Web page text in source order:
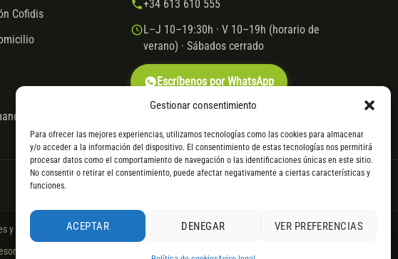
Gestionar consentimiento
Para ofrecer las mejores experiencias, utilizamos tecnologías como las cookies para almacenar
y/o acceder a la información del dispositivo. El consentimiento de estas tecnologías nos permitirá
procesar datos como el comportamiento de navegación o las identificaciones únicas en este sitio.
No consentir o retirar el consentimiento, puede afectar negativamente a ciertas características y
funciones.
ACEPTAR DENEGAR VER PREFERENCIAS
Cofidis
+34 613 610 555
L–J 10–19:30h · V 10–19h (horario de
verano) · Sábados cerrado
Escríbenos por WhatsApp
y 7% a 24 meses. Consulta todos los detallespor WhatsApp.
Si no fuera posible servir el producto, se devuelve el importe sin coste. La